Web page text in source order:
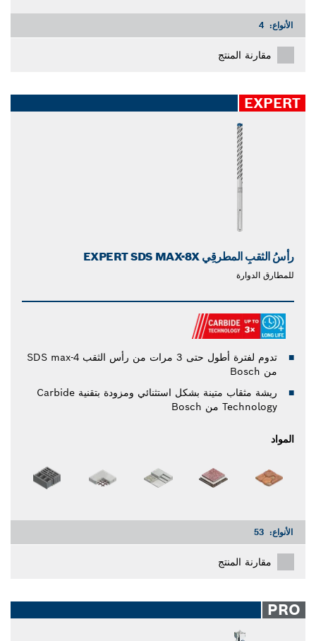
الأنواع: 4
مقارنة المنتج
EXPERT
رأسُ الثقبِ المطرقِي EXPERT SDS MAX-8X
للمطارق الدوارة
تدوم لفترة أطول حتى 3 مرات من رأس الثقب SDS max-4
من Bosch
ريشة مثقاب متينة بشكل استثنائي ومزودة بتقنية Carbide
Technology من Bosch
المواد
الأنواع: 53
مقارنة المنتج
PRO